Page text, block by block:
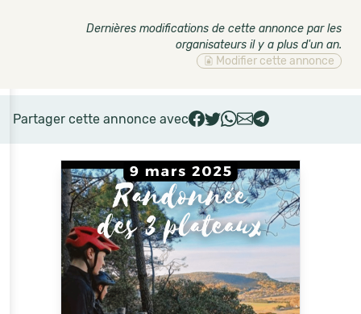
Dernières modifications de cette annonce par les
organisateurs il y a plus d'un an.
Modifier cette annonce
Partager cette annonce avec